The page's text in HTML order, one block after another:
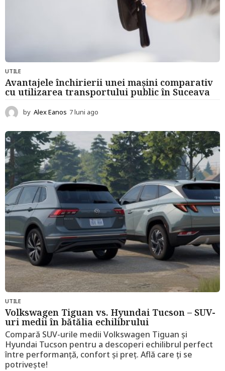
UTILE
Avantajele închirierii unei mașini comparativ
cu utilizarea transportului public în Suceava
by Alex Eanos 7 luni ago
u
n
i
a
g
o
UTILE
Volkswagen Tiguan vs. Hyundai Tucson – SUV-
uri medii în bătălia echilibrului
Compară SUV-urile medii Volkswagen Tiguan și
Hyundai Tucson pentru a descoperi echilibrul perfect
între performanță, confort și preț. Află care ți se
potrivește!